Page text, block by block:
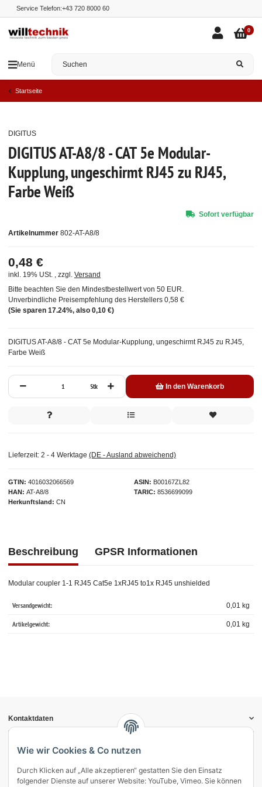
Wie wir Cookies & Co nutzen
Durch Klicken auf „Alle akzeptieren“ gestatten Sie den Einsatz
folgender Dienste auf unserer Website: YouTube, Vimeo. Sie können
Service Telefon:+43 720 8000 60
Menü
0
Startseite
DIGITUS AT-A8/8 - CAT 5e Modular-
Kupplung, ungeschirmt RJ45 zu RJ45,
Farbe Weiß
Artikelnummer 802-AT-A8/8
GTIN 4016032066569
HAN AT-A8/8
Herkunftsland
CN
ASIN
B00167ZL82
TARIC
8536699099
DIGITUS
DIGITUS AT-A8/8 - CAT 5e Modular-Kupplung, ungeschirmt RJ45 zu RJ45,
Farbe Weiß
0,48 €
inkl. 19% USt. , zzgl. Versand
Bitte beachten Sie den Mindestbestellwert von 50 EUR.
Unverbindliche Preisempfehlung des Herstellers 0,58 €
(Sie sparen 17.24%, also 0,10 €)
Stk In den Warenkorb
Sofort verfügbar
Lieferzeit: 2 - 4 Werktage (DE - Ausland abweichend)
Beschreibung GPSR Informationen
Modular coupler 1-1 RJ45 Cat5e 1xRJ45 to1x RJ45 unshielded
Versandgewicht: 0,01 kg
Artikelgewicht: 0,01 kg
Kontaktdaten
Informationen
Gesetzliche Informationen
Vertrag widerrufen